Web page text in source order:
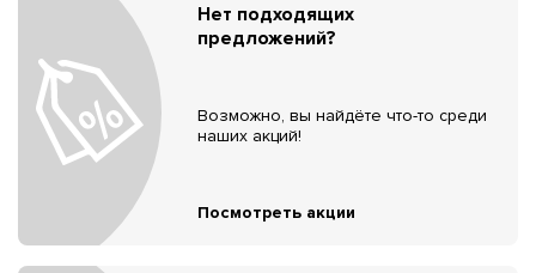
Нет подходящих
предложений?
Возможно, вы найдёте что-то среди
наших акций!
Посмотреть акции